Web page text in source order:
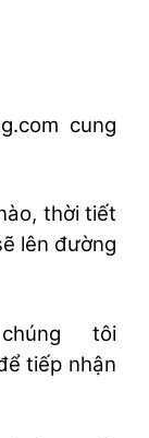
cung
thời tiết
lên đường
tôi
tiếp nhận